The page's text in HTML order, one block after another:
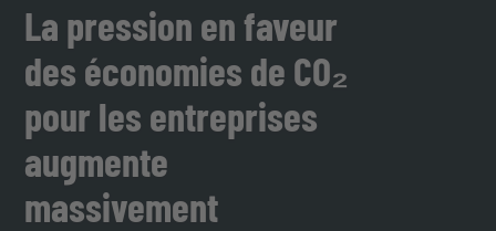
La pression en faveur
des économies de CO₂
pour les entreprises
augmente
massivement